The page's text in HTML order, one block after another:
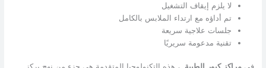
لا يلزم إيقاف التشغيل
تم أداؤه مع ارتداء الملابس بالكامل
جلسات علاجية سريعة
تقنية مدعومة سريريًا